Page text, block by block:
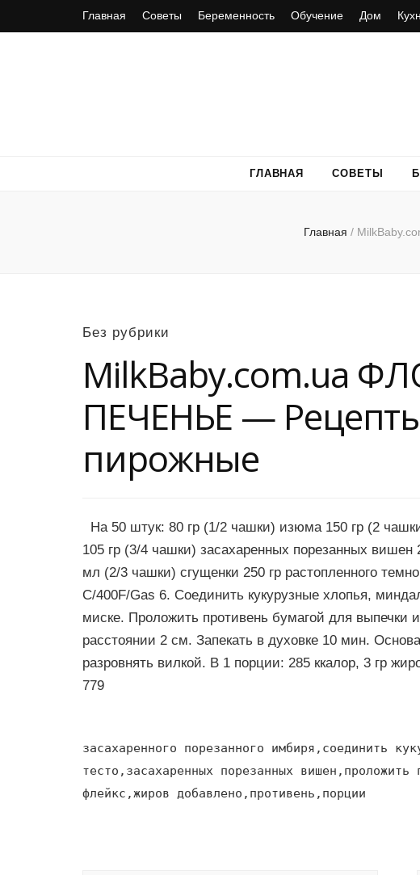
Главная Советы Беременность Обучение Дом
ГЛАВНАЯ СОВЕТЫ
Главная /
Без рубрики
MilkBaby.com.ua
ПЕЧЕНЬЕ —
пирожные
На 50 штук: 80 гр (1/2 чашки) изюма 150 гр (2
105 гр (3/4 чашки) засахаренных порезанных вишен
мл (2/3 чашки) сгущенки 250 гр растопленного
С/400F/Gas 6. Соединить кукурузные хлопья,
миске. Проложить противень бумагой для выпечки
расстоянии 2 см. Запекать в духовке 10 мин.
разровнять вилкой. В 1 порции: 285 ккалор, 3 гр
779
засахаренного порезанного имбиря,соединить
тесто,засахаренных порезанных
флейкс,жиров добавлено,противень,порции